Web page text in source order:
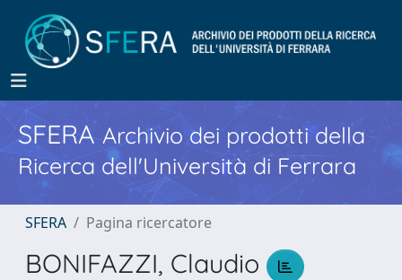
SFERA Archivio dei prodotti della
Ricerca dell'Università di Ferrara
SFERA Pagina ricercatore
BONIFAZZI, Claudio